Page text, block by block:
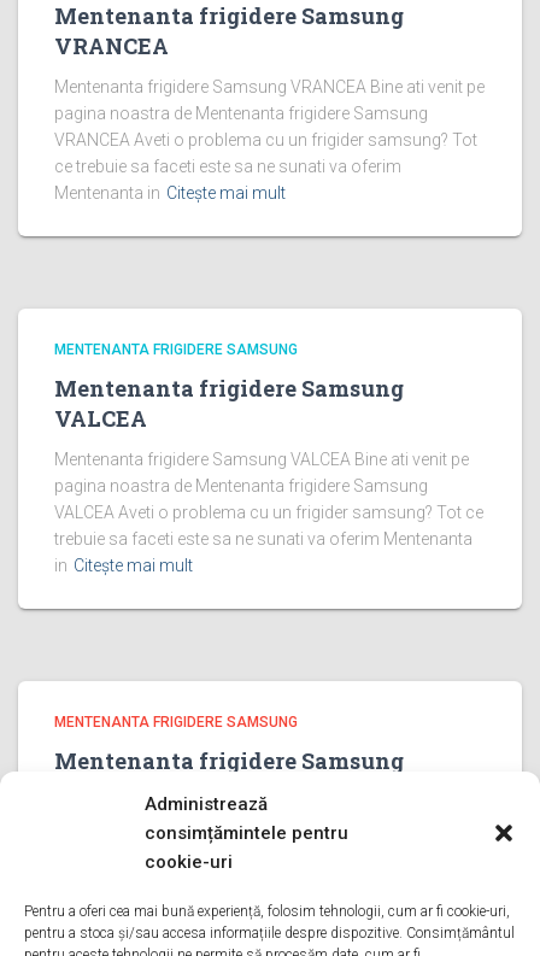
Administrează
consimțămintele pentru
cookie-uri
Pentru a oferi cea mai bună experiență, folosim tehnologii, cum ar fi cookie-uri,
pentru a stoca și/sau accesa informațiile despre dispozitive. Consimțământul
Mentenanta frigidere Samsung
VRANCEA
Mentenanta frigidere Samsung VRANCEA Bine ati venit pe
pagina noastra de Mentenanta frigidere Samsung
VRANCEA Aveti o problema cu un frigider samsung? Tot
ce trebuie sa faceti este sa ne sunati va oferim
Mentenanta in Citește mai mult
MENTENANTA FRIGIDERE SAMSUNG
Mentenanta frigidere Samsung
VALCEA
Mentenanta frigidere Samsung VALCEA Bine ati venit pe
pagina noastra de Mentenanta frigidere Samsung
VALCEA Aveti o problema cu un frigider samsung? Tot ce
trebuie sa faceti este sa ne sunati va oferim Mentenanta
in Citește mai mult
MENTENANTA FRIGIDERE SAMSUNG
Mentenanta frigidere Samsung
PRAHOVA
Mentenanta frigidere Samsung PRAHOVA Bine ati venit pe
pagina noastra de Mentenanta frigidere Samsung
ce trebuie sa faceti este sa ne sunati va oferim
Mentenanta in Citește mai mult